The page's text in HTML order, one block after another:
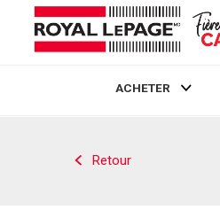
ACHETER
Retour